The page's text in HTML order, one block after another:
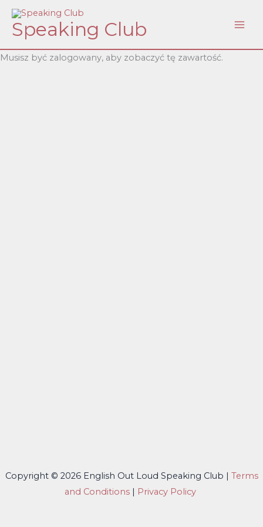
Skip
content
Speaking Club
Musisz być zalogowany, aby zobaczyć tę zawartość.
Copyright © 2026 English Out Loud Speaking Club | Terms
and Conditions | Privacy Policy